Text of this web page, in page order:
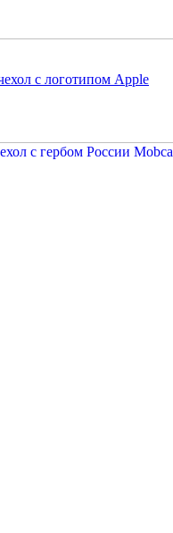
с логотипом Apple